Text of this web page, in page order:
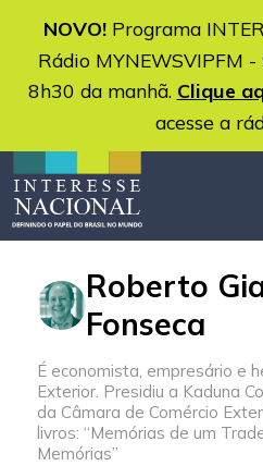
NOVO!Programa
Rádio MYNEWSVIPFM
8h30 da manhã. Clique
acesse a
Roberto
Fonseca
É economista, empresário e
Exterior. Presidiu a Kaduna
da Câmara de Comércio
livros: “Memórias de um
Memórias”